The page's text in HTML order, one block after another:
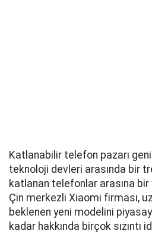
Katlanabilir telefon pazarı
teknoloji devleri arasında bir
katlanan telefonlar arasına
Çin merkezli Xiaomi firması,
beklenen yeni modelini
kadar hakkında birçok sızıntı